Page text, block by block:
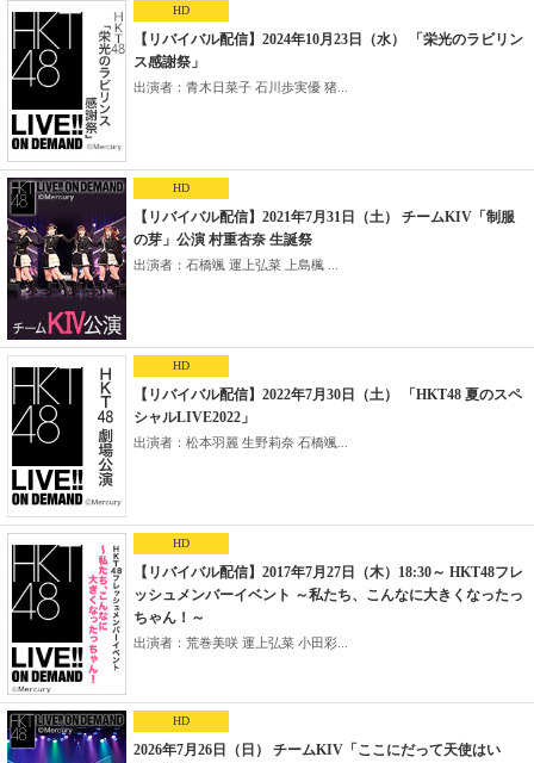
HD
【リバイバル配信】2024年10月23日（水） 「栄光のラビリン
ス感謝祭」
出演者：青木日菜子 石川歩実優 猪...
HD
【リバイバル配信】2021年7月31日（土） チームKIV「制服
の芽」公演 村重杏奈 生誕祭
出演者：石橋颯 運上弘菜 上島楓 ...
HD
【リバイバル配信】2022年7月30日（土） 「HKT48 夏のスペ
シャルLIVE2022」
出演者：松本羽麗 生野莉奈 石橋颯...
HD
【リバイバル配信】2017年7月27日（木）18:30～ HKT48フレ
ッシュメンバーイベント ～私たち、こんなに大きくなったっ
ちゃん！～
出演者：荒巻美咲 運上弘菜 小田彩...
HD
2026年7月26日（日） チームKIV「ここにだって天使はい